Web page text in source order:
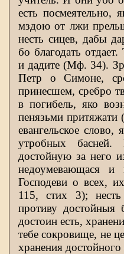
есть посмеятельно,
мздою от лжи
несть сицев, дабы
бо благодать
и дадите (Мф. 34).
Петр о Симоне,
принесшем, сребро
в погибель, яко
пенязьми притяжати
евангельское
утробных
достойную за него
недоумевающася и
Господеви о всех,
115, стих 3);
противу достойныя
достоин есть,
тебе сокровище, не
хранения